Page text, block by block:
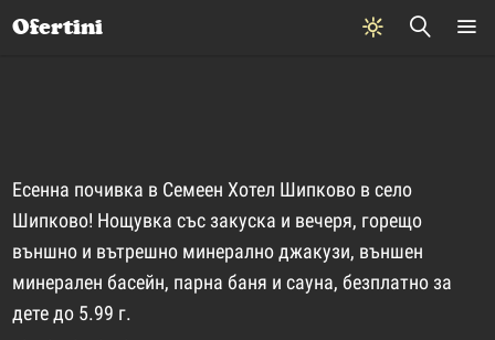
Ofertini
Есенна почивка в Семеен Хотел Шипково в село
Шипково! Нощувка със закуска и вечеря, горещо
външно и вътрешно минерално джакузи, външен
минерален басейн, парна баня и сауна, безплатно за
дете до 5.99 г.